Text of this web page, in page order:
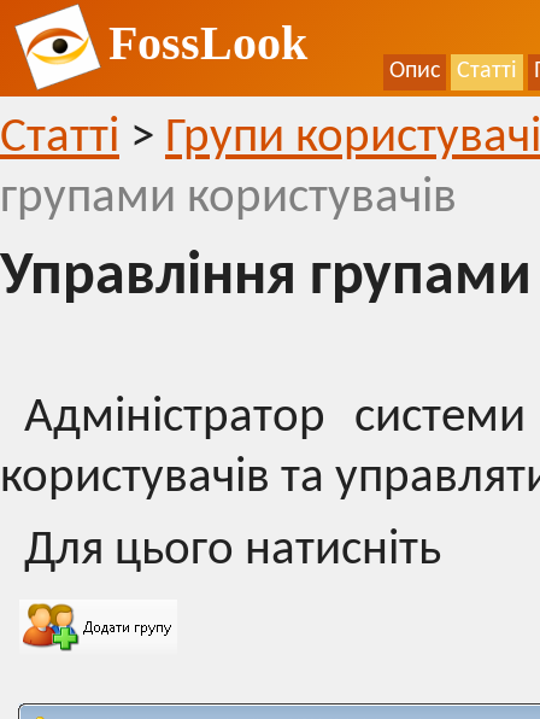
FossLook
Опис Статті
Статті > Групи
групами користувачів
Управління групами
Адміністратор
користувачів та
Для цього натисніть